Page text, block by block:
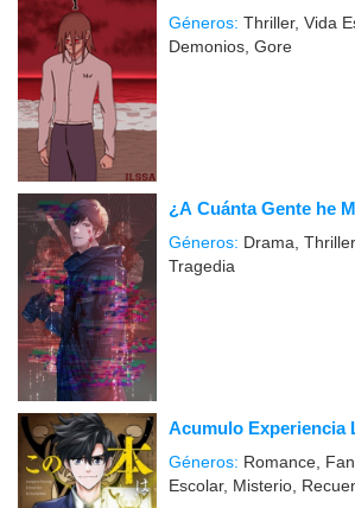
Géneros: Thriller, Vida
Demonios, Gore
¿A Cuánta Gente he
Géneros: Drama,
Tragedia
Acumulo Experiencia
Géneros: Romance,
Escolar, Misterio,